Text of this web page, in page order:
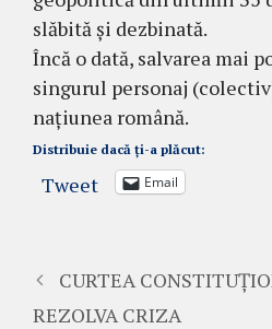
slăbită și dezbinată.
Încă o dată, salvarea mai
singurul personaj
națiunea română.
Distribuie dacă ți-a plăcut:
Tweet Email
CURTEA
REZOLVA CRIZA